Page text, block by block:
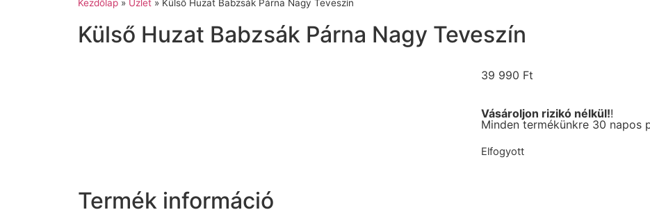
Kezdőlap » Üzlet » Külső Huzat Babzsák Párna Nagy Teveszín
Külső Huzat Babzsák Párna Nagy Teveszín
39 990 Ft
Vásároljon rizikó nélkül!!
Minden termékünkre 30 napos
Elfogyott
Termék információ